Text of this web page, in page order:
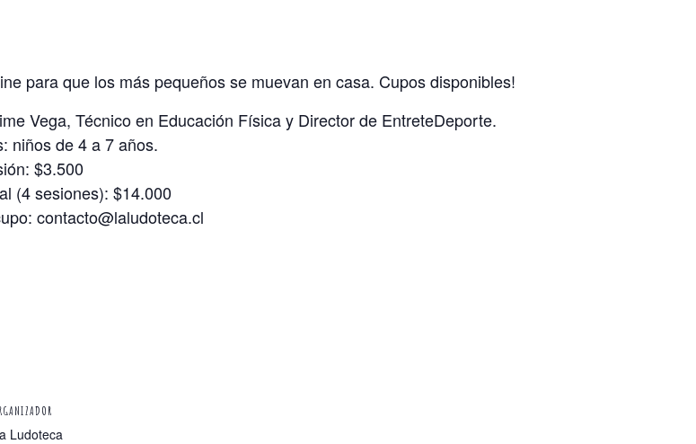
para que los más pequeños se muevan en casa. Cupos disponibles!
Vega, Técnico en Educación Física y Director de EntreteDeporte.
niños de 4 a 7 años.
$3.500
(4 sesiones): $14.000
contacto@laludoteca.cl
Ludoteca